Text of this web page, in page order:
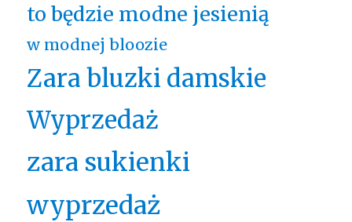
to będzie modne jesienią
w modnej bloozie
Zara bluzki damskie
Wyprzedaż
zara sukienki
wyprzedaż